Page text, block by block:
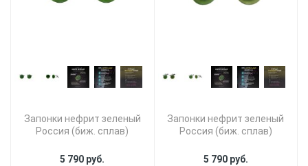
Запонки нефрит зеленый
Россия (биж. сплав)
5 790 руб.
Запонки нефрит зеленый
Россия (биж. сплав)
5 790 руб.